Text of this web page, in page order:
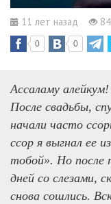
11 лет назад
0 0
Ассаламу
После свадьбы,
начали часто
ссор я выгнал ее
тобой». Но после
дней со слезами,
снова сошлись.